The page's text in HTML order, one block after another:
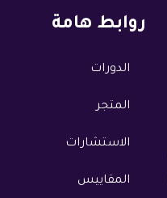
روابط هامة
الدورات
المتجر
الاستشارات
المقاييس